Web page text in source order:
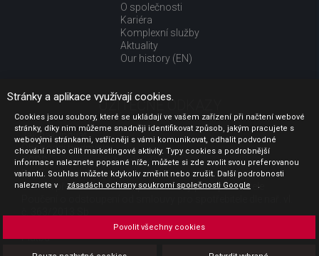
O společnosti
Kariéra
Komplexní služby
Aktuality
Our history (EN)
UŽITEČNÉ ODKAZY
Jak nakupovat
Obchodní podmínky
GDPR - ochrana osobních údajů
Profil zadavatele
Sdělení před uzavřením kupní smlouvy pro spotřebitele
Platba
Stránky a aplikace využívají cookies.
Cookies jsou soubory, které se ukládají ve vašem zařízení při načtení webové
stránky, díky nim můžeme snadněji identifikovat způsob, jakým pracujete s
webovými stránkami, vstřícněji s vámi komunikovat, odhalit podvodné
chování nebo cílit marketingové aktivity. Typy cookies a podrobnější
informace naleznete popsané níže, můžete si zde zvolit svou preferovanou
variantu. Souhlas můžete kdykoliv změnit nebo zrušit. Další podrobnosti
naleznete v
zásadách ochrany soukromí společnosti Google .
Povolit všechny cookies